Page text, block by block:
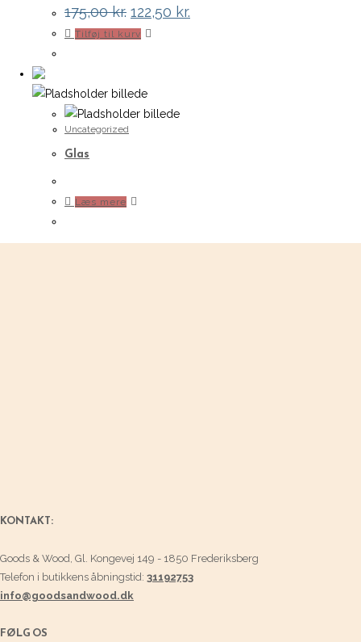
175,00kr. Den
oprindelige
pris
122,50 kr.
aktuelle
Tilføj til kurv
Uncategorized
Glas
Læs mere
KONTAKT:
Goods & Wood, Gl. Kongevej 149 - 1850 Frederiksberg
Telefon i butikkens åbningstid: 31192753
info@goodsandwood.dk
FØLG OS